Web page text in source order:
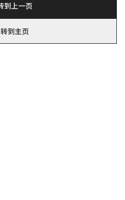
到上一页
到主页